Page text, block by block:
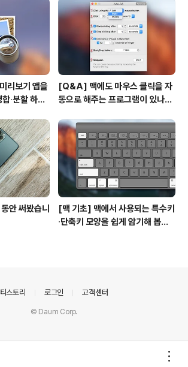
리보기 앱을
∙분할 하는
[Q&A] 맥에도 마우스 클릭을 자
동으로 해주는 프로그램이 있나
안 써봤습니
[맥 기초] 맥에서 사용되는 특수키
∙단축키 모양을 쉽게 암기해 봅시
티스토리 로그인 고객센터
© Daum Corp.